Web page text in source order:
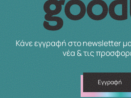
Κάνε εγγραφή στο newsletter
νέα & τις
Εγγραφή